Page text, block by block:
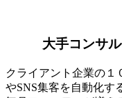
大手コンサ
クライアント企業の１
やSNS集客を自動化す